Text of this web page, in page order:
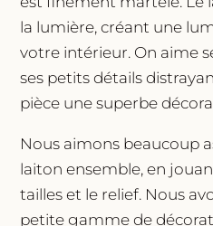
la lumière, créant une
votre intérieur. On aime
ses petits détails
pièce une superbe
Nous aimons beaucoup
laiton ensemble, en
tailles et le relief. Nous
petite gamme de